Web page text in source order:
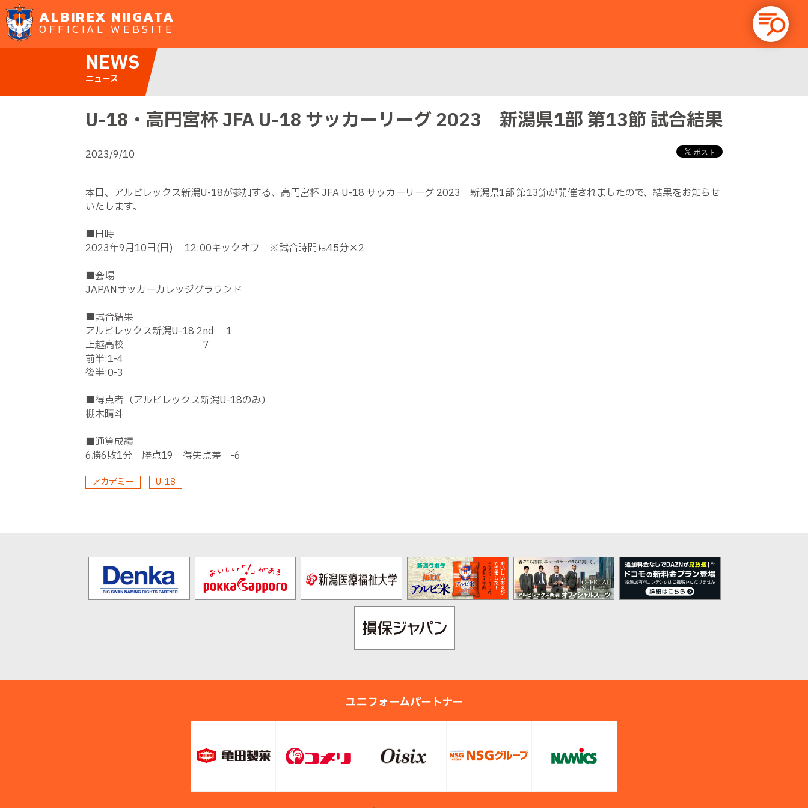
ALBIREX NIIGATA
OFFICIAL WEBSITE
NEWS
ニュース
U-18・高円宮杯 JFA U-18 サッカーリーグ 2023 新潟県1部 第13節 試合結果
2023/9/10
本日、アルビレックス新潟U-18が参加する、高円宮杯 JFA U-18 サッカーリーグ 2023 新潟県1部 第13節が開催されましたので、結果をお知らせ
いたします。
■日時
2023年9月10日(日) 12:00キックオフ ※試合時間は45分×2
■会場
JAPANサッカーカレッジグラウンド
■試合結果
アルビレックス新潟U-18 2nd 1
上越高校 7
前半:1-4
後半:0-3
■得点者（アルビレックス新潟U-18のみ）
棚木晴斗
■通算成績
6勝6敗1分 勝点19 得失点差 -6
アカデミー U-18
ユニフォームパートナー